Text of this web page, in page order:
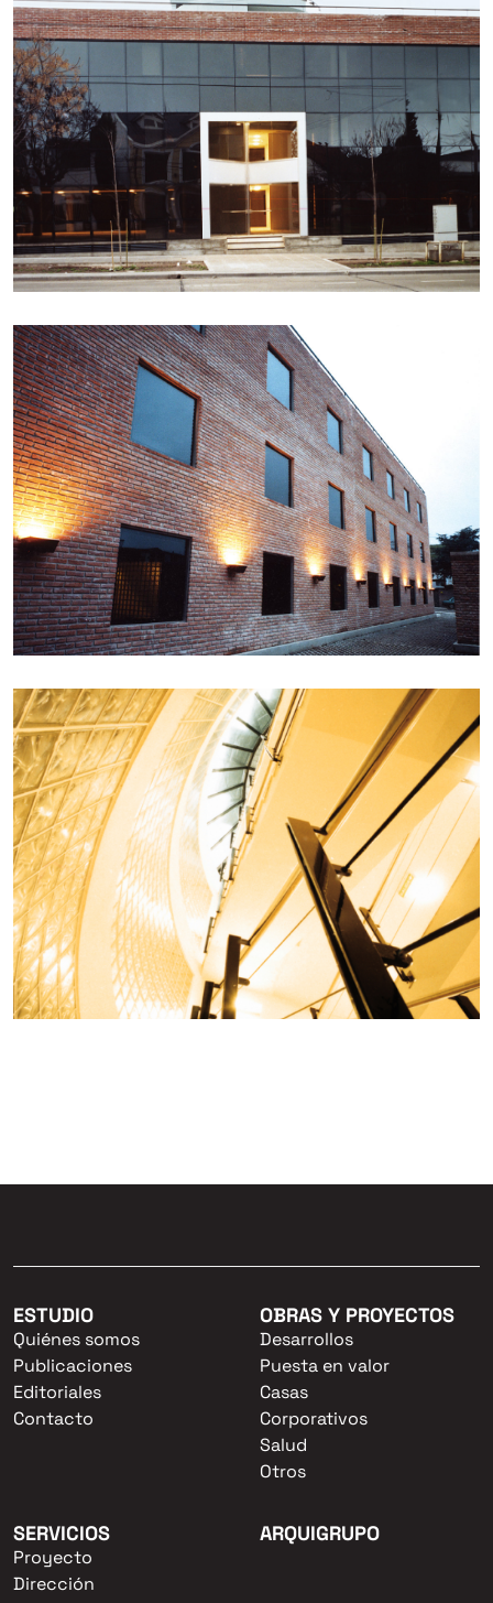
ESTUDIO
Quiénes somos
Publicaciones
Editoriales
Contacto
OBRAS Y PROYECTOS
Desarrollos
Puesta en valor
Casas
Corporativos
Salud
Otros
SERVICIOS
Proyecto
Dirección
ARQUIGRUPO